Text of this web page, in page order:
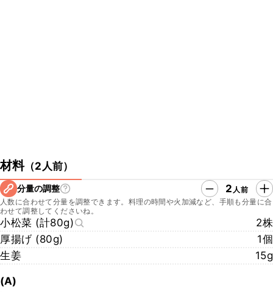
材料（2人前）
分量の調整 2 人前
人数に合わせて分量を調整できます。料理の時間や火加減など、手順も分量に合
わせて調整してくださいね。
小松菜 (計80g)
2株
厚揚げ (80g)
1個
生姜
15g
(A)